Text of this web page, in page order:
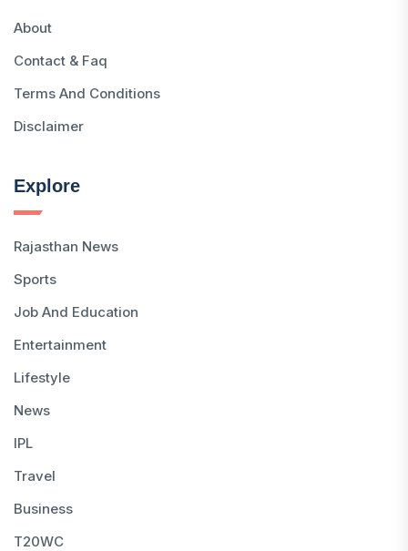
About
Contact & Faq
Terms And Conditions
Disclaimer
Explore
Rajasthan News
Sports
Job And Education
Entertainment
Lifestyle
News
IPL
Travel
Business
T20WC